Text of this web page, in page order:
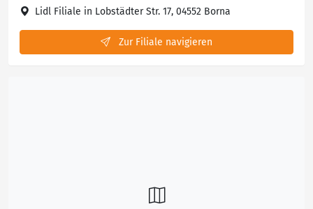
Lidl Filiale in Lobstädter Str. 17, 04552 Borna
Zur Filiale navigieren